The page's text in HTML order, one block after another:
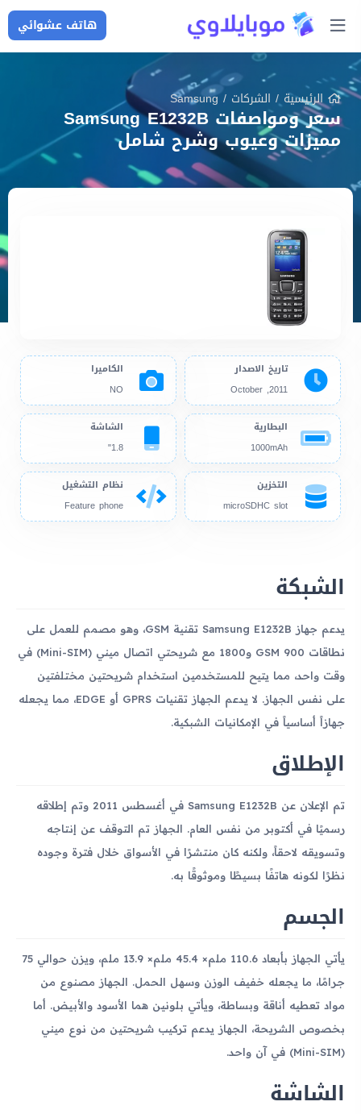
هاتف عشوائي
الرئيسية/ الشركات /
Samsung
سعر ومواصفات Samsung E1232B
مميزات وعيوب وشرح شامل
تاريخ الاصدار
2011, October
الكاميرا
NO
البطارية
1000mAh
الشاشة
1.8"
التخزين
microSDHC slot
نظام التشغيل
Feature phone
الشبكة
يدعم جهاز Samsung E1232B تقنية GSM، وهو مصمم للعمل على
نطاقات GSM 900 و1800 مع شريحتي اتصال ميني (Mini-SIM) في
وقت واحد، مما يتيح للمستخدمين استخدام شريحتين مختلفتين
على نفس الجهاز. لا يدعم الجهاز تقنيات GPRS أو EDGE، مما يجعله
جهازاً أساسياً في الإمكانيات الشبكية.
الإطلاق
تم الإعلان عن Samsung E1232B في أغسطس 2011 وتم إطلاقه
رسميًا في أكتوبر من نفس العام. الجهاز تم التوقف عن إنتاجه
وتسويقه لاحقاً، ولكنه كان منتشرًا في الأسواق خلال فترة وجوده
نظرًا لكونه هاتفًا بسيطًا وموثوقًا به.
الجسم
يأتي الجهاز بأبعاد 110.6 ملم× 45.4 ملم× 13.9 ملم، ويزن حوالي 75
جرامًا، ما يجعله خفيف الوزن وسهل الحمل. الجهاز مصنوع من
مواد تعطيه أناقة وبساطة، ويأتي بلونين هما الأسود والأبيض. أما
بخصوص الشريحة، الجهاز يدعم تركيب شريحتين من نوع ميني
(Mini-SIM) في آن واحد.
الشاشة